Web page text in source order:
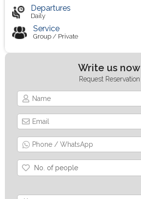
Departures
Daily
Service
Group / Private
Write us now
Request Reservation